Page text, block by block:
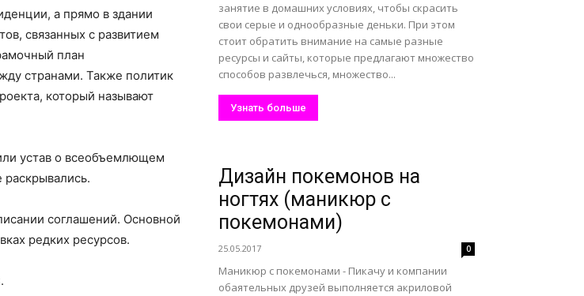
а прямо в здании
связанных с развитием
план
странами. Также политик
который называют
устав о всеобъемлющем
раскрывались.
соглашений. Основной
редких ресурсов.
занятие в домашних условиях, чтобы скрасить
свои серые и однообразные деньки. При этом
стоит обратить внимание на самые разные
ресурсы и сайты, которые предлагают множество
способов развлечься, множество...
Узнать больше
Дизайн покемонов на
ногтях (маникюр с
покемонами)
25.05.2017 0
Маникюр с покемонами - Пикачу и компании
обаятельных друзей выполняется акриловой